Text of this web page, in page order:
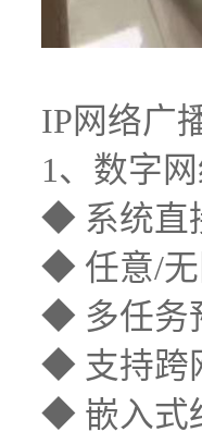
IP网络广
1、数字
◆ 系统直
◆ 任意/无
◆ 多任务
◆ 支持跨
◆ 嵌入式